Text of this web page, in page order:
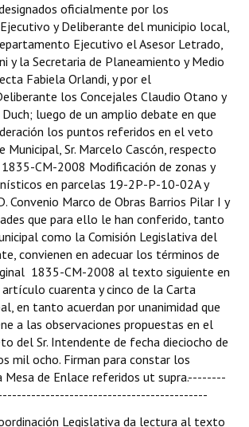
- Registro
- Registro
Huellas - Registro
- Registro
- Registro
- Registro
- Registro
- Registro
oficialmente por los
y Deliberante del municipio local,
Ejecutivo el Asesor Letrado,
y la Secretaria de Planeamiento y Medio
Fabiela Orlandi, y por el
los Concejales Claudio Otano y
luego de un amplio debate en que
los puntos referidos en el veto
Municipal, Sr. Marcelo Cascón, respecto
CM-2008 Modificación de zonas y
en parcelas 19-2P-P-10-02A y
Convenio Marco de Obras Barrios Pilar I y
que para ello le han conferido, tanto
como la Comisión Legislativa del
convienen en adecuar los términos de
1835-CM-2008 al texto siguiente en
cuarenta y cinco de la Carta
en tanto acuerdan por unanimidad que
a las observaciones propuestas en el
del Sr. Intendente de fecha dieciocho de
mil ocho. Firman para constar los
de Enlace referidos ut supra.--------
Legislativa da lectura al texto